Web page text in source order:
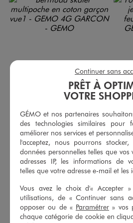
Bermuda skater multipoche en coton garçon
14,99 €
-50% sur le 2ème produit d'été
4.5/5 de moyenne
(4 avis)
AJOUTERAU PANIER
Polo
PRÊT À
VOTRE
GÉMO et nos partenaires
des technologies similaires pour
améliorer nos services et
l'acceptez, nous pourrons
données personnelles telles que vos
adresses IP, les informations de
telles que votre adresse e-mail et les
Vous avez le choix d'« Accepter
utilisations, de « Continuer sans
opposer ou de « Paramétrer » vos
chaque catégorie de cookie en
Continuer sans